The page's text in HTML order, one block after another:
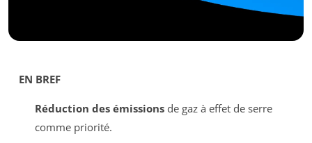
EN BREF
Réduction des émissionsde gaz à effet de serre
comme priorité.